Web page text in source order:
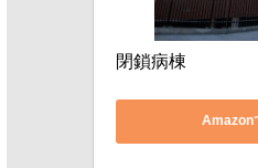
閉鎖病棟
Amazon